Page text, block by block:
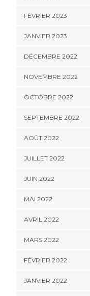
FÉVRIER 2023
JANVIER 2023
DÉCEMBRE 2022
NOVEMBRE 2022
OCTOBRE 2022
SEPTEMBRE 2022
AOÛT 2022
JUILLET 2022
JUIN 2022
MAI 2022
AVRIL 2022
MARS 2022
FÉVRIER 2022
JANVIER 2022